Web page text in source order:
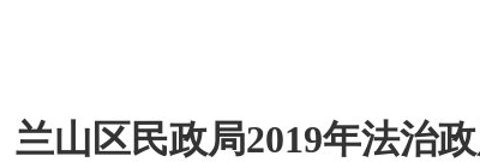
兰山区民政局2019年法治